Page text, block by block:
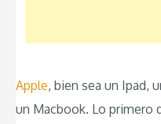
Apple, bien sea un Ipad,
un Macbook. Lo primero